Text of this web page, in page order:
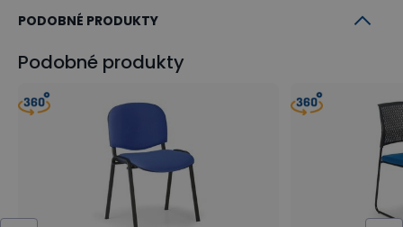
PODOBNÉ PRODUKTY
Podobné produkty